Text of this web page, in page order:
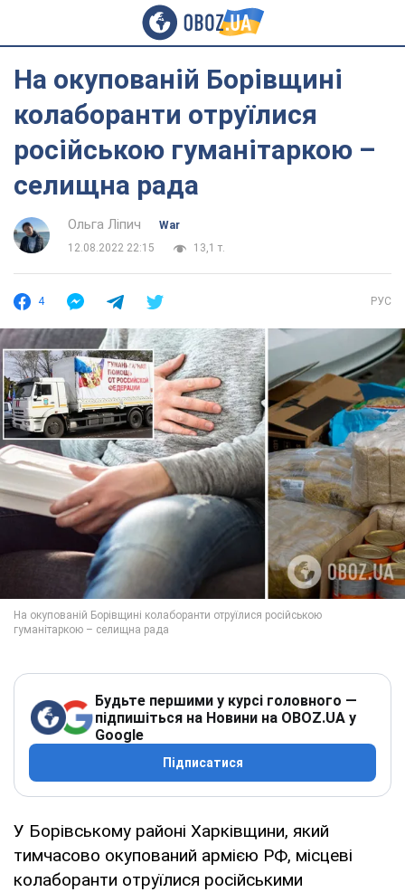
На окупованій Борівщині
колаборанти отруїлися
російською гуманітаркою –
селищна рада
Ольга Ліпич
War
12.08.2022 22:15
13,1 т.
4 РУС
Будьте першими у курсі головного —
підпишіться на Новини на OBOZ.UA у
Google
Підписатися
У Борівському районі Харківщини, який
тимчасово окупований армією РФ, місцеві
колаборанти отруїлися російськими